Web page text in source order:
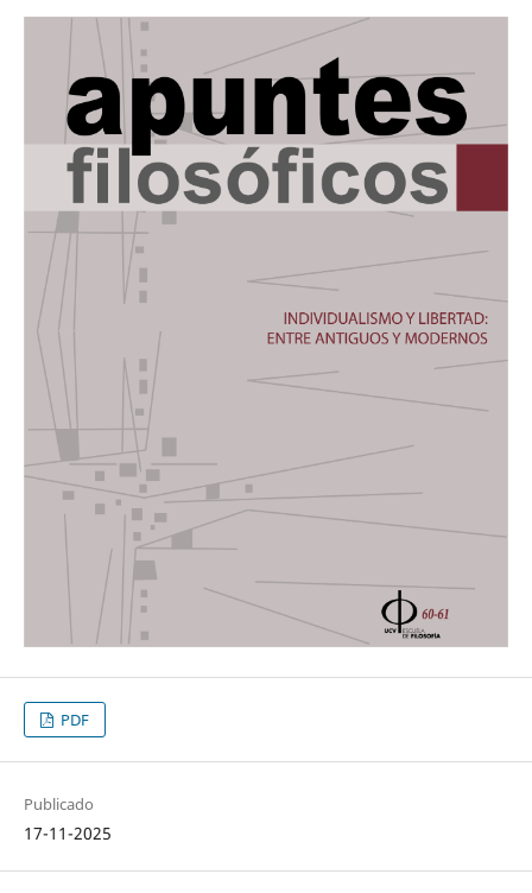
PDF
Publicado
17-11-2025